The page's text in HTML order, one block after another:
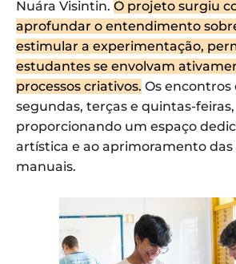
Nuára Visintin. O projeto surgiu
aprofundar o entendimento
estimular a experimentação,
estudantes se envolvam
processos criativos. Os encontros
segundas, terças e quintas-feiras,
proporcionando um espaço
artística e ao aprimoramento
manuais.